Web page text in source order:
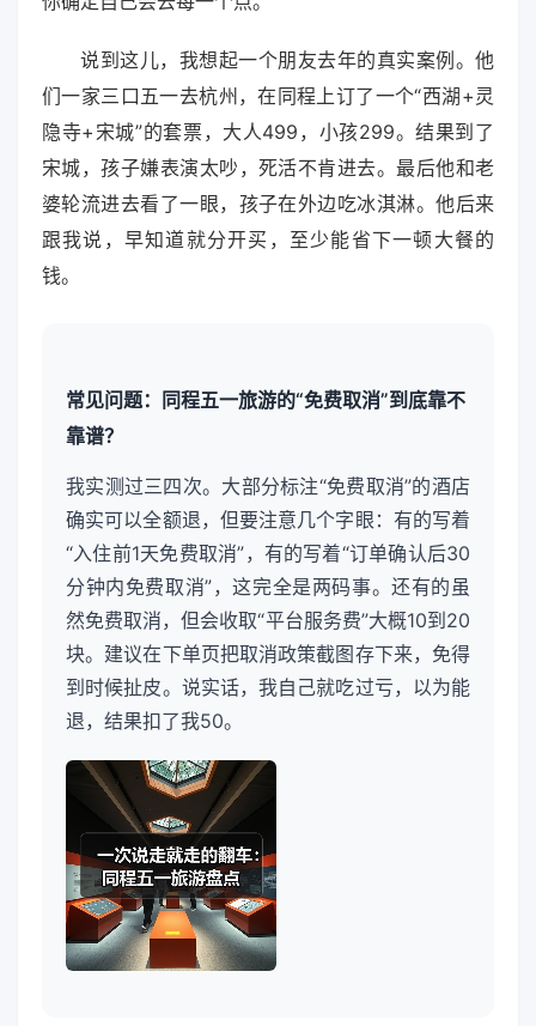
说到这儿，我想起一个朋友去年的真实案例。他
们一家三口五一去杭州，在同程上订了一个“西湖+灵
隐寺+宋城”的套票，大人499，小孩299。结果到了
宋城，孩子嫌表演太吵，死活不肯进去。最后他和老
婆轮流进去看了一眼，孩子在外边吃冰淇淋。他后来
跟我说，早知道就分开买，至少能省下一顿大餐的
钱。
常见问题：同程五一旅游的“免费取消”到底靠不
靠谱？
我实测过三四次。大部分标注“免费取消”的酒店
确实可以全额退，但要注意几个字眼：有的写着
“入住前1天免费取消”，有的写着“订单确认后30
分钟内免费取消”，这完全是两码事。还有的虽
然免费取消，但会收取“平台服务费”大概10到20
块。建议在下单页把取消政策截图存下来，免得
到时候扯皮。说实话，我自己就吃过亏，以为能
退，结果扣了我50。